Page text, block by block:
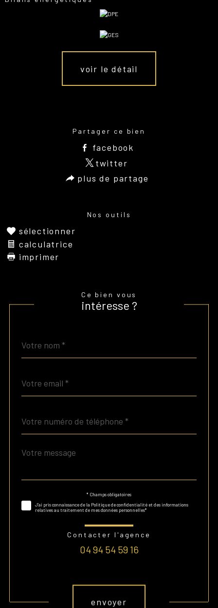
voir le détail
Partager ce bien
facebook
twitter
plus de partage
Nos outils
sélectionner
calculatrice
imprimer
Ce bien vous
intéresse ?
*
*
*
Fieldset
défaut
Message
*
Validation
* Champs obligatoires
J'ai pris connaissance de la Politique de confidentialité et des informations
relatives au traitement de mes données personnelles*
Contacter l'agence
04 94 54 59 16
envoyer